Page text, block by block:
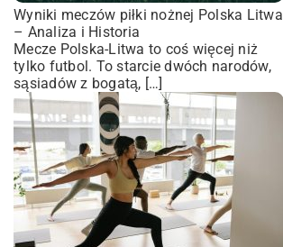
Wyniki meczów piłki nożnej Polska Litwa
– Analiza i Historia
Mecze Polska-Litwa to coś więcej niż
tylko futbol. To starcie dwóch narodów,
sąsiadów z bogatą, […]